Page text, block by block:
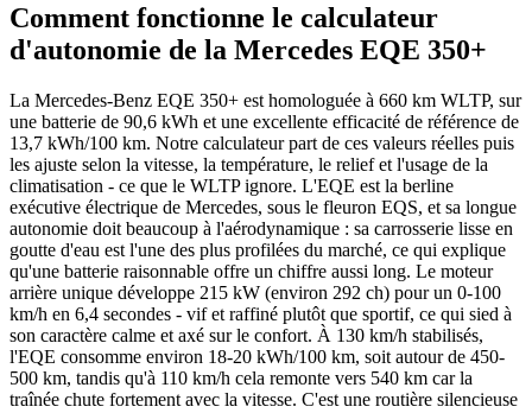
Comment fonctionne le calculateur
d'autonomie de la Mercedes EQE 350+
La Mercedes-Benz EQE 350+ est homologuée à 660 km WLTP, sur
une batterie de 90,6 kWh et une excellente efficacité de référence de
13,7 kWh/100 km. Notre calculateur part de ces valeurs réelles puis
les ajuste selon la vitesse, la température, le relief et l'usage de la
climatisation - ce que le WLTP ignore. L'EQE est la berline
exécutive électrique de Mercedes, sous le fleuron EQS, et sa longue
autonomie doit beaucoup à l'aérodynamique : sa carrosserie lisse en
goutte d'eau est l'une des plus profilées du marché, ce qui explique
qu'une batterie raisonnable offre un chiffre aussi long. Le moteur
arrière unique développe 215 kW (environ 292 ch) pour un 0-100
km/h en 6,4 secondes - vif et raffiné plutôt que sportif, ce qui sied à
son caractère calme et axé sur le confort. À 130 km/h stabilisés,
l'EQE consomme environ 18-20 kWh/100 km, soit autour de 450-
500 km, tandis qu'à 110 km/h cela remonte vers 540 km car la
traînée chute fortement avec la vitesse. C'est une routière silencieuse